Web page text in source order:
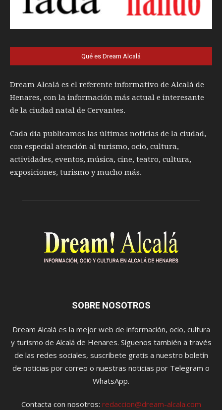
Qué es Dream Alcalá
Dream Alcalá es el referente informativo de Alcalá de
Henares, con la información más actual e interesante
de la ciudad natal de Cervantes.
Cada día publicamos las últimas noticias de la ciudad,
con especial atención al turismo, ocio, cultura,
actividades, eventos, música, cine, teatro, cultura,
exposiciones, turismo y mucho más.
SOBRE NOSOTROS
Dream Alcalá es la mejor web de información, ocio, cultura
y turismo de Alcalá de Henares. Síguenos también a través
de las redes sociales, suscríbete gratis a nuestro boletín
de noticias por correo o nuestras noticias por Telegram o
WhatsApp.
Contacta con nosotros: redaccion@dream-alcala.com